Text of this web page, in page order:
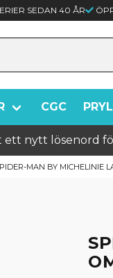
SEDAN 40 ÅR
CGC
ett nytt lösenord
MAN BY MICHELINIE